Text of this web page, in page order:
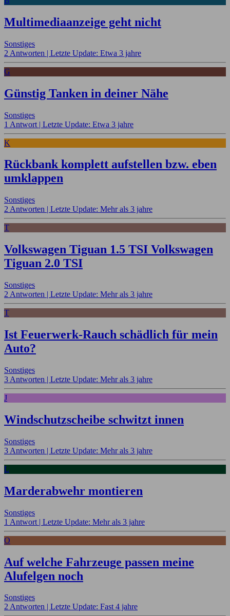
Multimediaanzeige geht nicht
Sonstiges
2 Antworten | Letzte Update: Etwa 3 jahre
G
Günstig Tanken in deiner Nähe
Sonstiges
1 Antwort | Letzte Update: Etwa 3 jahre
K
Rückbank komplett aufstellen bzw. eben
umklappen
Sonstiges
2 Antworten | Letzte Update: Mehr als 3 jahre
T
Volkswagen Tiguan 1.5 TSI Volkswagen
Tiguan 2.0 TSI
Sonstiges
2 Antworten | Letzte Update: Mehr als 3 jahre
T
Ist Feuerwerk-Rauch schädlich für mein
Auto?
Sonstiges
3 Antworten | Letzte Update: Mehr als 3 jahre
J
Windschutzscheibe schwitzt innen
Sonstiges
3 Antworten | Letzte Update: Mehr als 3 jahre
L
Marderabwehr montieren
Sonstiges
1 Antwort | Letzte Update: Mehr als 3 jahre
O
Auf welche Fahrzeuge passen meine
Alufelgen noch
Sonstiges
2 Antworten | Letzte Update: Fast 4 jahre